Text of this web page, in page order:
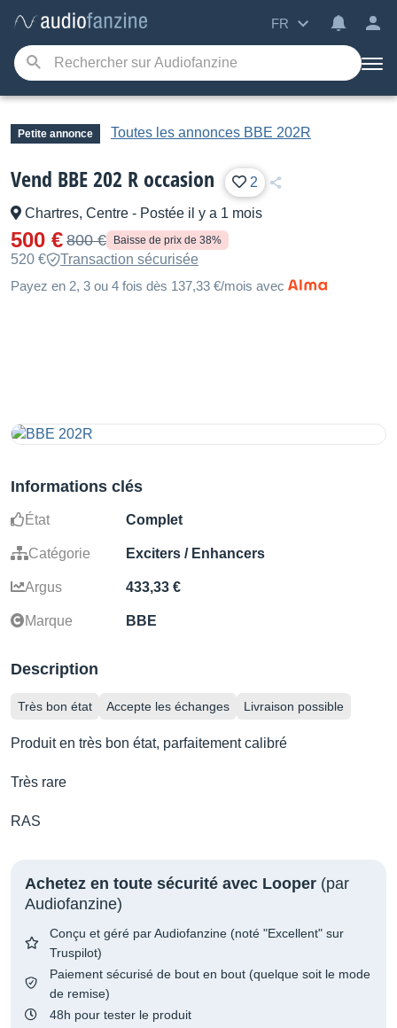
FR
Petite annonce Toutes les annonces BBE 202R
Vend BBE 202 R occasion 2
Chartres, Centre - Postée il y a 1 mois
500 € 800 € Baisse de prix de 38%
520 €
Transaction sécurisée
Payez en 2, 3 ou 4 fois dès 137,33 €/mois avec
Informations clés
État Complet
Catégorie Exciters / Enhancers
Argus 433,33 €
Marque BBE
Description
Très bon état Accepte les échanges Livraison possible
Produit en très bon état, parfaitement calibré
Très rare
RAS
Achetez en toute sécurité avec Looper (par
Audiofanzine)
Conçu et géré par Audiofanzine (noté "Excellent" sur
Truspilot)
Paiement sécurisé de bout en bout (quelque soit le mode
de remise)
48h pour tester le produit